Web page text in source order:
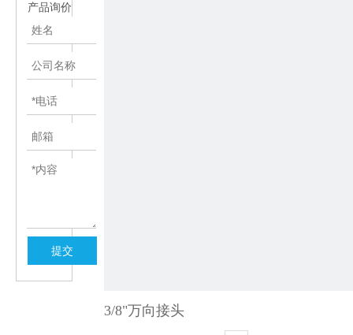
产品询价
提交
3/8"万向接头